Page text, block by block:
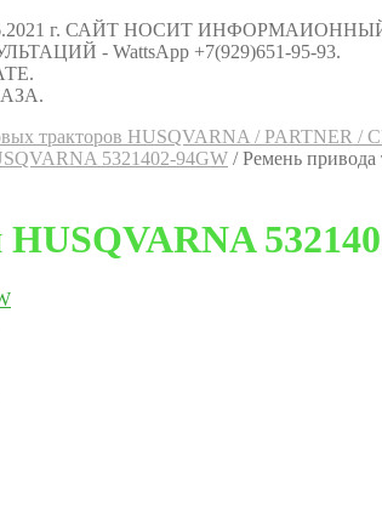
г. САЙТ НОСИТ
- WattsApp +7(929)651-95-93.
тракторов HUSQVARNA / PARTNER /
5321402-94GW /Ремень